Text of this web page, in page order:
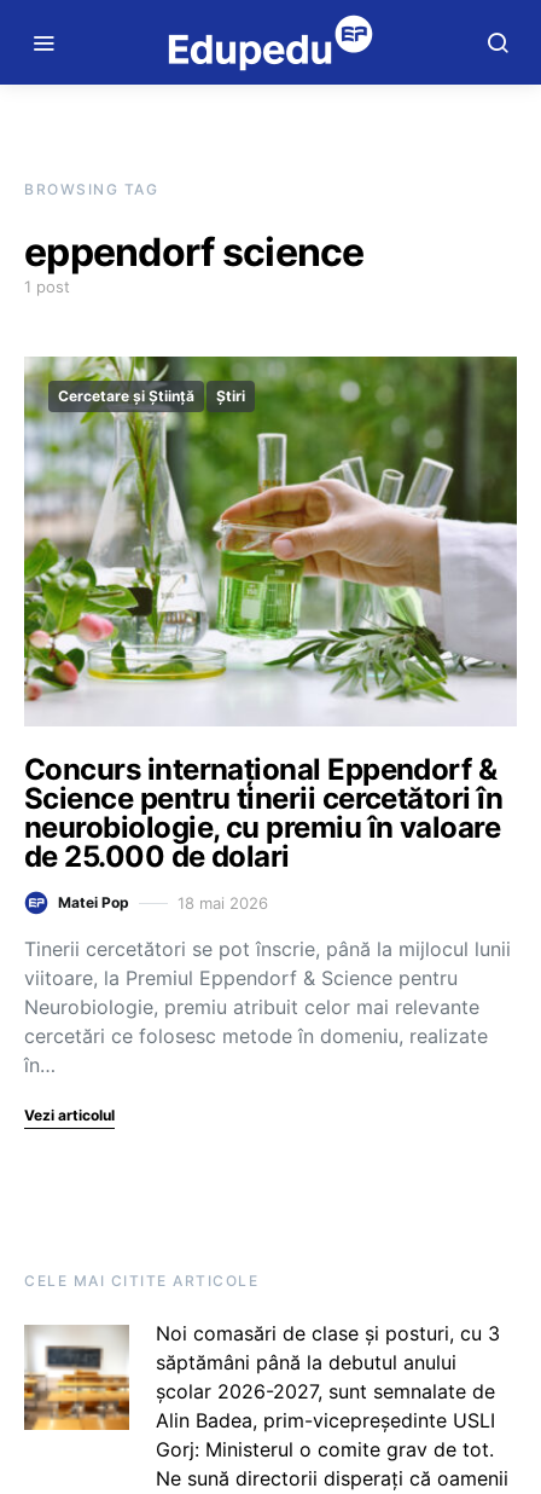
BROWSING TAG
eppendorf science
1 post
Cercetare și Știință Știri
Concurs internațional Eppendorf &
Science pentru tinerii cercetători în
neurobiologie, cu premiu în valoare
de 25.000 de dolari
Matei Pop 18 mai 2026
Tinerii cercetători se pot înscrie, până la mijlocul lunii
viitoare, la Premiul Eppendorf & Science pentru
Neurobiologie, premiu atribuit celor mai relevante
cercetări ce folosesc metode în domeniu, realizate
în…
Vezi articolul
CELE MAI CITITE ARTICOLE
Noi comasări de clase și posturi, cu 3
săptămâni până la debutul anului
școlar 2026-2027, sunt semnalate de
Alin Badea, prim-vicepreședinte USLI
Gorj: Ministerul o comite grav de tot.
Ne sună directorii disperați că oamenii